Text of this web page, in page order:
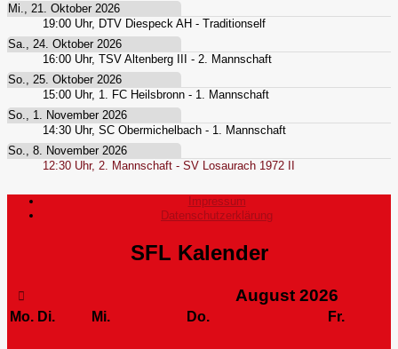
Mi., 21. Oktober 2026
19:00 Uhr, DTV Diespeck AH - Traditionself
Sa., 24. Oktober 2026
16:00 Uhr, TSV Altenberg III - 2. Mannschaft
So., 25. Oktober 2026
15:00 Uhr, 1. FC Heilsbronn - 1. Mannschaft
So., 1. November 2026
14:30 Uhr, SC Obermichelbach - 1. Mannschaft
So., 8. November 2026
12:30 Uhr, 2. Mannschaft - SV Losaurach 1972 II
Impressum
Datenschutzerklärung
SFL Kalender
August 2026
Mo. Di. Mi. Do. Fr.